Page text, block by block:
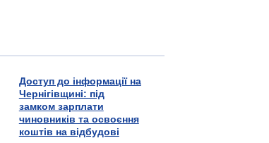
Доступ до інформації на
Чернігівщині: під
замком зарплати
чиновників та освоєння
коштів на відбудові